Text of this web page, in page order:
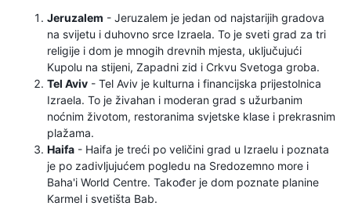
Jeruzalem - Jeruzalem je jedan od najstarijih gradova
na svijetu i duhovno srce Izraela. To je sveti grad za tri
religije i dom je mnogih drevnih mjesta, uključujući
Kupolu na stijeni, Zapadni zid i Crkvu Svetoga groba.
Tel Aviv - Tel Aviv je kulturna i financijska prijestolnica
Izraela. To je živahan i moderan grad s užurbanim
noćnim životom, restoranima svjetske klase i prekrasnim
plažama.
Haifa - Haifa je treći po veličini grad u Izraelu i poznata
je po zadivljujućem pogledu na Sredozemno more i
Baha'i World Centre. Također je dom poznate planine
Karmel i svetišta Bab.